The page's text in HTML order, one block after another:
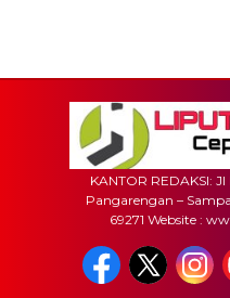
KANTOR REDAKSI:
Pangarengan –
69271 Website :